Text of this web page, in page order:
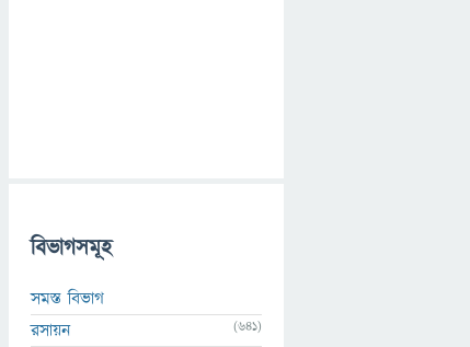
বিভাগসমূহ
সমস্ত বিভাগ
রসায়ন
(641)